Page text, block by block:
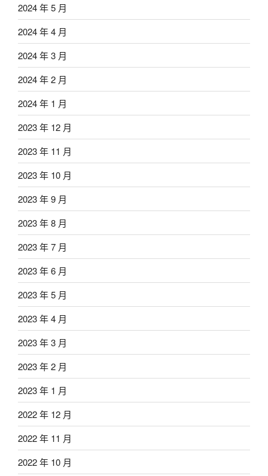
2024 年 5 月
2024 年 4 月
2024 年 3 月
2024 年 2 月
2024 年 1 月
2023 年 12 月
2023 年 11 月
2023 年 10 月
2023 年 9 月
2023 年 8 月
2023 年 7 月
2023 年 6 月
2023 年 5 月
2023 年 4 月
2023 年 3 月
2023 年 2 月
2023 年 1 月
2022 年 12 月
2022 年 11 月
2022 年 10 月